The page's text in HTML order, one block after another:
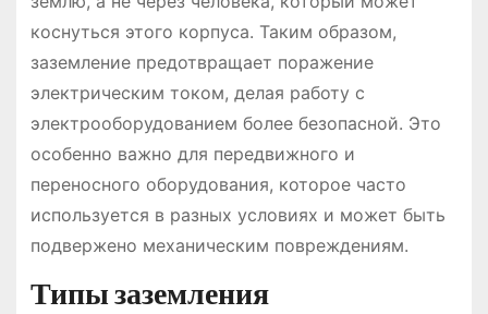
коснуться этого корпуса. Таким образом,
заземление предотвращает поражение
электрическим током, делая работу с
электрооборудованием более безопасной. Это
особенно важно для передвижного и
переносного оборудования, которое часто
используется в разных условиях и может быть
подвержено механическим повреждениям.
Типы заземления